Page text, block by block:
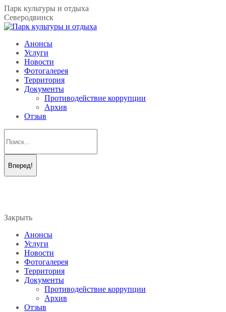
Перейти
к
содержанию
Парк культуры и отдыха
Северодвинск
Анонсы
Услуги
Новости
Фотогалерея
Территория
Документы
Противодействие коррупции
Архив
Отзыв
new
new
Закрыть
Анонсы
Услуги
Новости
Фотогалерея
Территория
Документы
Противодействие коррупции
Архив
Отзыв